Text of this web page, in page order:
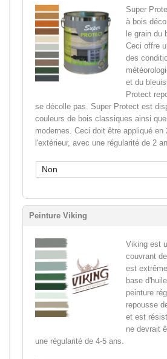
Super
à bois
le grain du
Ceci offre
des
et du
Protect
se décolle pas. Super Protect est
couleurs de bois classiques ainsi
modernes. Ceci doit être appliqué en
l'extérieur, avec une régularité de 2
Non
Peinture Viking
Viking est
couvrant
est
base
peinture
repousse
et est
ne devrait
une régularité de 4-5 ans.